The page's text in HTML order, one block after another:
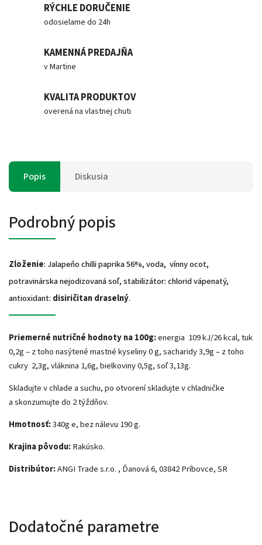
RÝCHLE DORUČENIE
odosielame do 24h
KAMENNÁ PREDAJŇA
v Martine
KVALITA PRODUKTOV
overená na vlastnej chuti
Popis Diskusia
Podrobný popis
Zloženie: Jalapeňo chilli paprika 56%, voda, vínny ocot,
potravinárska nejodizovaná soľ, stabilizátor: chlorid vápenatý,
antioxidant: disiričitan draselný.
Priemerné nutričné hodnoty na 100g:energia 109 kJ/26 kcal, tuk
0,2g – z toho nasýtené mastné kyseliny 0 g, sacharidy 3,9g – z toho
cukry 2,3g, vláknina 1,6g, bielkoviny 0,5g, soľ 3,13g.
Skladujte v chlade a suchu, po otvorení skladujte v chladničke
a skonzumujte do 2 týždňov.
Hmotnosť:340g e, bez nálevu 190 g.
Krajina pôvodu:Rakúsko.
Distribútor:ANGI Trade s.r.o. , Ďanová 6, 03842 Príbovce, SR
Dodatočné parametre